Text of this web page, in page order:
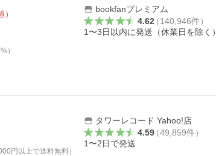
）
%）
bookfanプレミアム
4.62（140,946件）
1〜3日以内に発送（休業日を除く）
円以上で送料無料）
タワーレコード Yahoo!店
4.59（49,859件）
1〜2日で発送